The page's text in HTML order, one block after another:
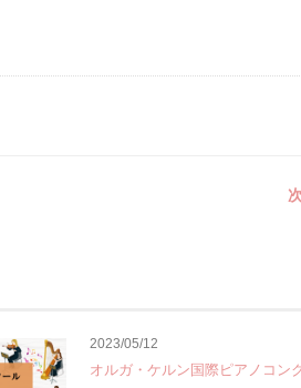
2023/05/12
オルガ・ケルン国際ピアノコン